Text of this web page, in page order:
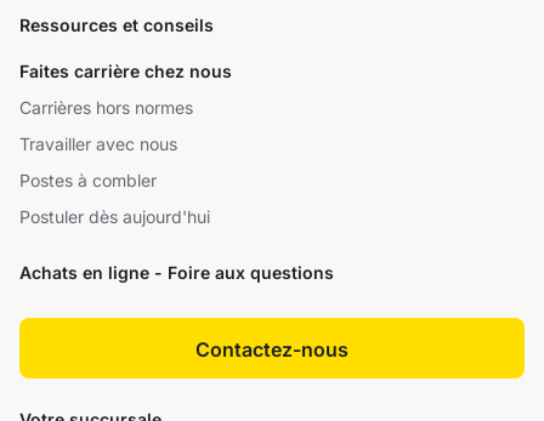
Ressources et conseils
Faites carrière chez nous
Carrières hors normes
Travailler avec nous
Postes à combler
Postuler dès aujourd'hui
Achats en ligne - Foire aux questions
Contactez-nous